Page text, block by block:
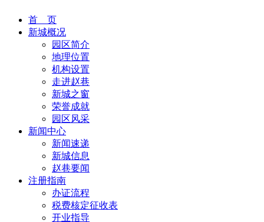
首 页
新城概况
园区简介
地理位置
机构设置
走进赵巷
新城之窗
荣誉成就
园区风采
新闻中心
新闻速递
新城信息
赵巷要闻
注册指南
办证流程
税费核定征收表
开业指导